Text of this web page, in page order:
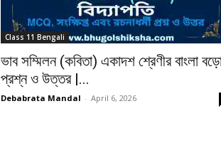
Class 11 Bengali
ভাব সম্মিলন (কবিতা) একাদশ শ্রেণীর বাংলা
প্রশ্ন ও উত্তর |...
Debabrata Mandal - April 6, 2026